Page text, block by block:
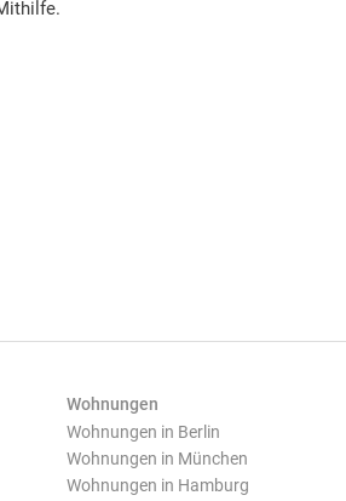
Wohnungen
Wohnungen in Berlin
Wohnungen in München
Wohnungen in Hamburg